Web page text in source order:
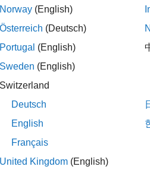
server instance. If this option is
to find the server instance. If
you do not need to specify a
to be restarted.
if the server instance is
Norway (English)
Österreich (Deutsch)
Portugal (English)
Sweden (English)
Switzerland
Deutsch
English
Français
United Kingdom (English)